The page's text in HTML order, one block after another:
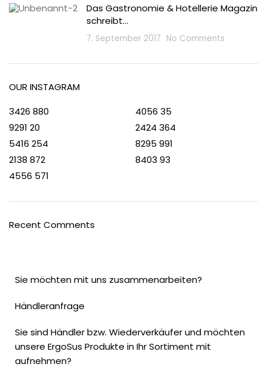
Das Gastronomie & Hotellerie Magazin
schreibt…
7. September 2017 No Comments
OUR INSTAGRAM
3426 880 4056 35
9291 20 2424 364
5416 254 8295 991
2138 872 8403 93
4556 571
Recent Comments
Sie möchten mit uns zusammenarbeiten?
Händleranfrage
Sie sind Händler bzw. Wiederverkäufer und möchten
unsere ErgoSus Produkte in Ihr Sortiment mit
aufnehmen?